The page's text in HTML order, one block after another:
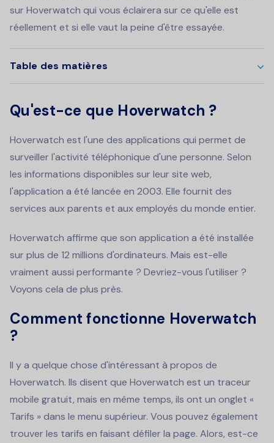
sur Hoverwatch qui vous éclairera sur ce qu'elle est
réellement et si elle vaut la peine d'être essayée.
Table des matières
Qu'est-ce que Hoverwatch ?
Hoverwatch est l'une des applications qui permet de
surveiller l'activité téléphonique d'une personne. Selon
les informations disponibles sur leur site web,
l'application a été lancée en 2003. Elle fournit des
services aux parents et aux employés du monde entier.
Hoverwatch affirme que son application a été installée
sur plus de 12 millions d'ordinateurs. Mais est-elle
vraiment aussi performante ? Devriez-vous l'utiliser ?
Voyons cela de plus près.
Comment fonctionne Hoverwatch
?
Il y a quelque chose d'intéressant à propos de
Hoverwatch. Ils disent que Hoverwatch est un traceur
mobile gratuit, mais en même temps, ils ont un onglet «
Tarifs » dans le menu supérieur. Vous pouvez également
trouver les tarifs en faisant défiler la page. Alors, est-ce